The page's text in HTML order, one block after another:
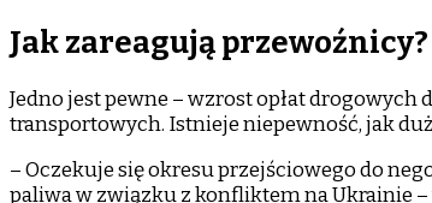
Jak zareagują przewoźnicy?
Jedno jest pewne – wzrost opłat
transportowych. Istnieje niepewność, jak
– Oczekuje się okresu przejściowego do
paliwa w związku z konfliktem na Ukrainie –